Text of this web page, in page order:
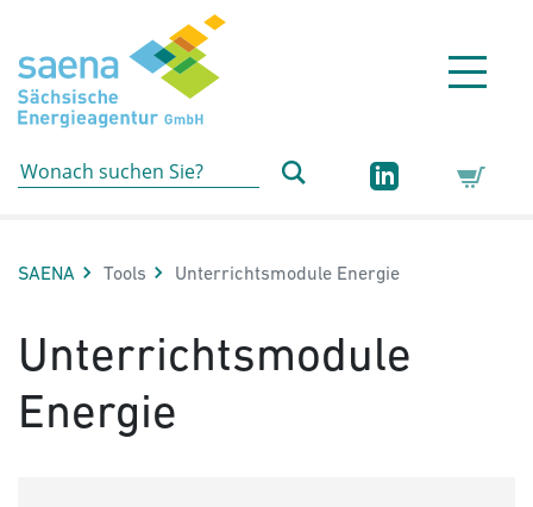
Sidebar
Erweiterte Navigation
Service
SAENA Tools Aktuelle Seite:
Unterrichtsmodule Energie
Unterrichtsmodule
Energie